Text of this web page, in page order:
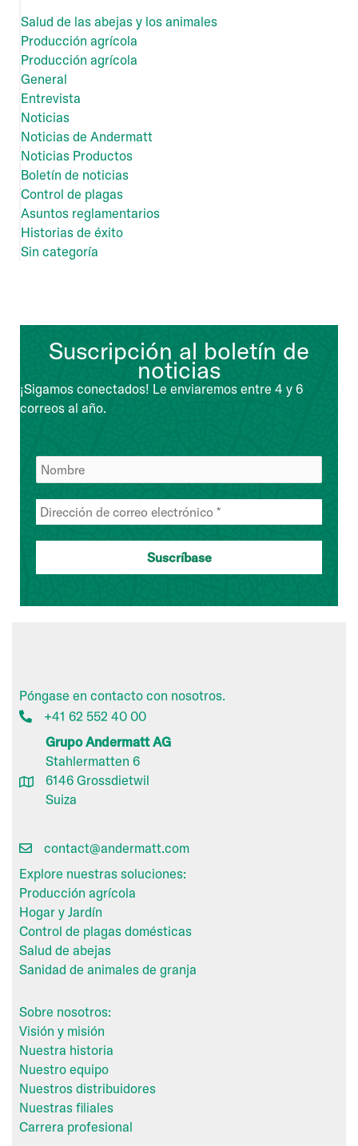
Salud de las abejas y los animales
Producción agrícola
Producción agrícola
General
Entrevista
Noticias
Noticias de Andermatt
Noticias Productos
Boletín de noticias
Control de plagas
Asuntos reglamentarios
Historias de éxito
Sin categoría
Suscripción al boletín de
noticias
¡Sigamos conectados! Le enviaremos entre 4 y 6
correos al año.
Póngase en contacto con nosotros.
+41 62 552 40 00
Grupo Andermatt AG
Stahlermatten 6
6146 Grossdietwil
Suiza
contact@andermatt.com
Explore nuestras soluciones:
Producción agrícola
Hogar y Jardín
Control de plagas domésticas
Salud de abejas
Sanidad de animales de granja
Sobre nosotros:
Visión y misión
Nuestra historia
Nuestro equipo
Nuestros distribuidores
Nuestras filiales
Carrera profesional